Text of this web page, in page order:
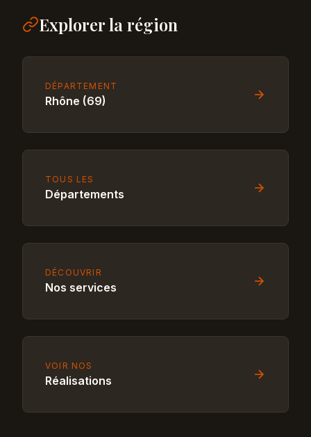
Explorer la région
DÉPARTEMENT
Rhône (69)
TOUS LES
Départements
DÉCOUVRIR
Nos services
VOIR NOS
Réalisations